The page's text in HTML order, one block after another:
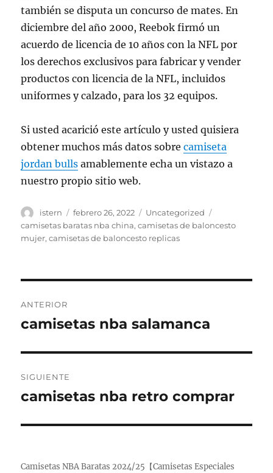
también se disputa un concurso de mates. En
diciembre del año 2000, Reebok firmó un
acuerdo de licencia de 10 años con la NFL por
los derechos exclusivos para fabricar y vender
productos con licencia de la NFL, incluidos
uniformes y calzado, para los 32 equipos.
Si usted acarició este artículo y usted quisiera
obtener muchos más datos sobrecamiseta
jordan bulls amablemente echa un vistazo a
nuestro propio sitio web.
Autor
istern
Publicado
el
febrero 26, 2022 Categorías
Uncategorized
camisetas baratas nba china,camisetas de baloncesto
mujer,camisetas de baloncesto replicas
de
ANTERIOR
Entrada
camisetas nba salamanca
SIGUIENTE
Entrada
camisetas nba retro comprar
Camisetas NBA Baratas 2024/25【Camisetas Especiales